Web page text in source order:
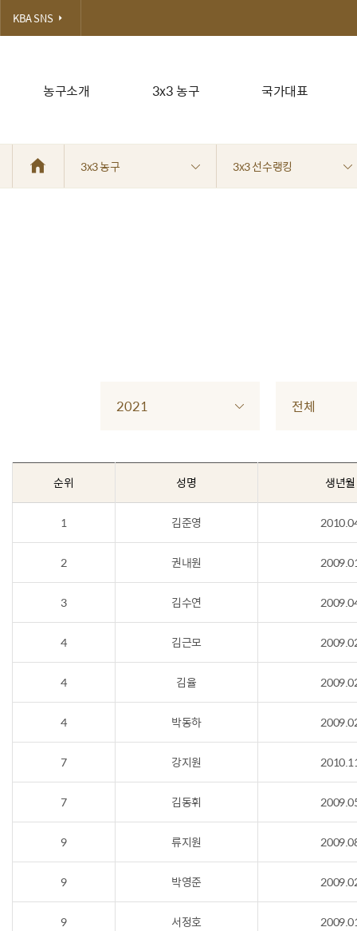
농구소개 3x3 농구 국가대표
KBA SNS
3x3 농구 3x3 선수랭킹
2021 전체
순위 성명 생년월
1 김준영
2 권내원
3 김수연
4 김근모
4 김율
4 박동하
7 강지원
7 김동휘
9 류지원
9 박영준
9 서정호